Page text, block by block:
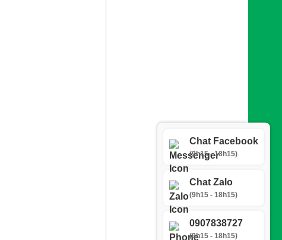
Chat Facebook
(9h15 - 18h15)
Chat Zalo
(9h15 - 18h15)
0907838727
(9h15 - 18h15)